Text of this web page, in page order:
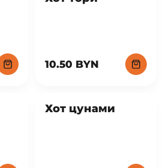
10.50 BYN
Хот цунами